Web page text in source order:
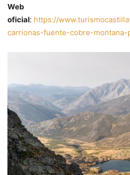
Web
oficial: https://
carrionas-fuente-cobre-montana-